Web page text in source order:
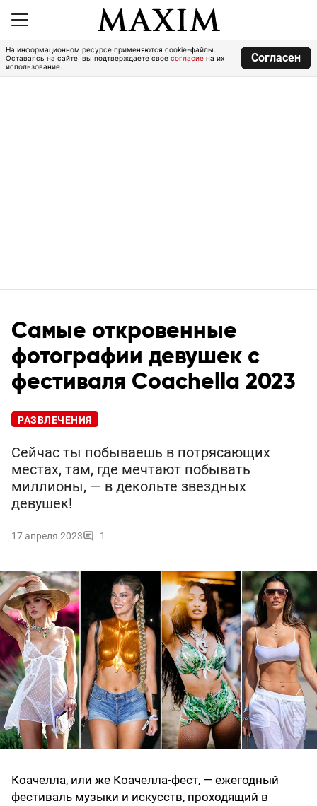
На информационном ресурсе применяются cookie-файлы.
Оставаясь на сайте, вы подтверждаете свое согласие на их
использование.
Согласен
Самые откровенные
фотографии девушек с
фестиваля Coachella 2023
РАЗВЛЕЧЕНИЯ
Сейчас ты побываешь в потрясающих
местах, там, где мечтают побывать
миллионы, — в декольте звездных
девушек!
17 апреля 2023 1
Коачелла, или же Коачелла-фест, — ежегодный
фестиваль музыки и искусств, проходящий в